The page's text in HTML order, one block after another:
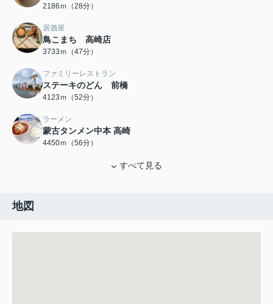
2186ｍ（28分）
居酒屋
鳥こまち 高崎店
3733ｍ（47分）
ファミリーレストラン
ステーキのどん 前橋
4123ｍ（52分）
ラーメン
蒙古タンメン中本 高崎
4450ｍ（56分）
すべて見る
地図